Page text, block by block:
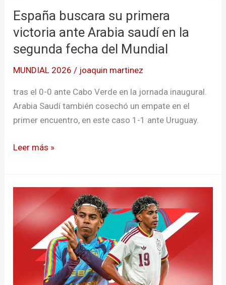
España buscara su primera
victoria ante Arabia saudí en la
segunda fecha del Mundial
MUNDIAL 2026 / joaquin martinez
tras el 0-0 ante Cabo Verde en la jornada inaugural.
Arabia Saudí también cosechó un empate en el
primer encuentro, en este caso 1-1 ante Uruguay.
Leer más »
Lamine
Yamal
lidera
ranking